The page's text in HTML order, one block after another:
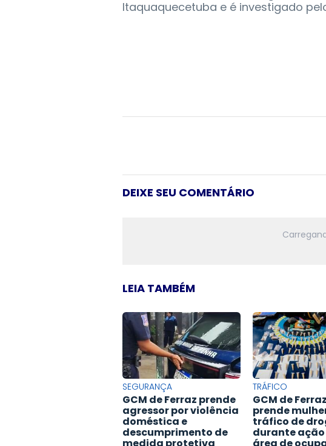
Itaquaquecetuba e é investigado
DEIXE SEU COMENTÁRIO
LEIA TAMBÉM
SEGURANÇA
GCM de Ferraz prende
agressor por violência
doméstica e
descumprimento de
TRÁFICO
GCM de Ferraz
prende
tráfico de
durante ação